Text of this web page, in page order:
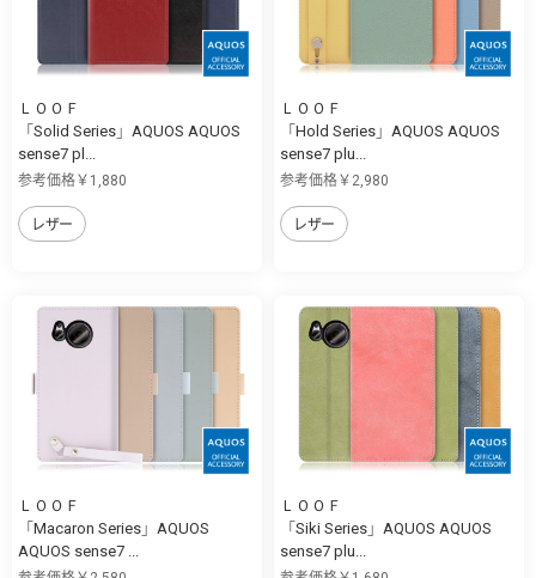
ＬＯＯＦ
「Solid Series」AQUOS AQUOS
sense7 pl...
参考価格￥1,880
レザー
ＬＯＯＦ
「Hold Series」AQUOS AQUOS
sense7 plu...
参考価格￥2,980
レザー
ＬＯＯＦ
「Macaron Series」AQUOS
AQUOS sense7 ...
ＬＯＯＦ
「Siki Series」AQUOS AQUOS
sense7 plu...